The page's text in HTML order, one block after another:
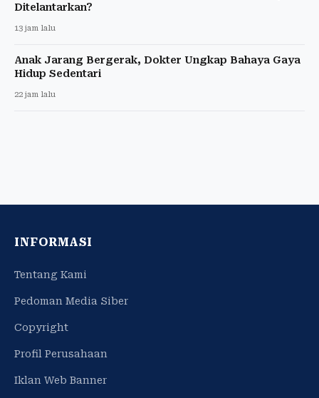
Ditelantarkan?
13 jam lalu
Anak Jarang Bergerak, Dokter Ungkap Bahaya Gaya
Hidup Sedentari
22 jam lalu
INFORMASI
Tentang Kami
Pedoman Media Siber
Copyright
Profil Perusahaan
Iklan Web Banner